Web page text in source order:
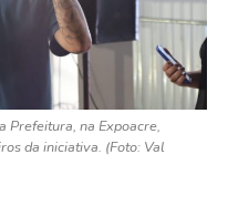
Prefeitura, na Expoacre,
da iniciativa. (Foto: Val